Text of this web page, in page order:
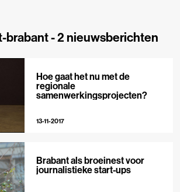
brabant -2 nieuwsberichten
Hoe gaat het nu met de
regionale
samenwerkingsprojecten?
13-11-2017
Brabant als broeinest voor
journalistieke start-ups